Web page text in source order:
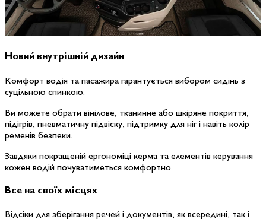
Новий внутрішній дизайн
Комфорт водія та пасажира гарантується вибором сидінь з
суцільною спинкою.
Ви можете обрати вінілове, тканинне або шкіряне покриття,
підігрів, пневматичну підвіску, підтримку для ніг і навіть колір
ременів безпеки.
Завдяки покращеній ергономіці керма та елементів керування
кожен водій почуватиметься комфортно.
Все на своїх місцях
Відсіки для зберігання речей і документів, як всередині, так і